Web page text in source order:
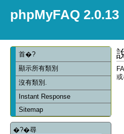
phpMyFAQ 2.0.13
首�?
顯示所有類別
沒有類別.
Instant Response
Sitemap
�?�尋